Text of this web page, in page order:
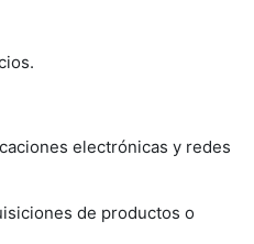
electrónicas y redes
de productos o